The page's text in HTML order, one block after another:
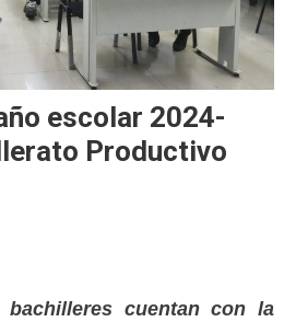
escolar 2024-
Productivo
cuentan con la